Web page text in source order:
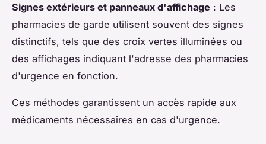
Signes extérieurs et panneaux d'affichage : Les
pharmacies de garde utilisent souvent des signes
distinctifs, tels que des croix vertes illuminées ou
des affichages indiquant l'adresse des pharmacies
d'urgence en fonction.
Ces méthodes garantissent un accès rapide aux
médicaments nécessaires en cas d'urgence.